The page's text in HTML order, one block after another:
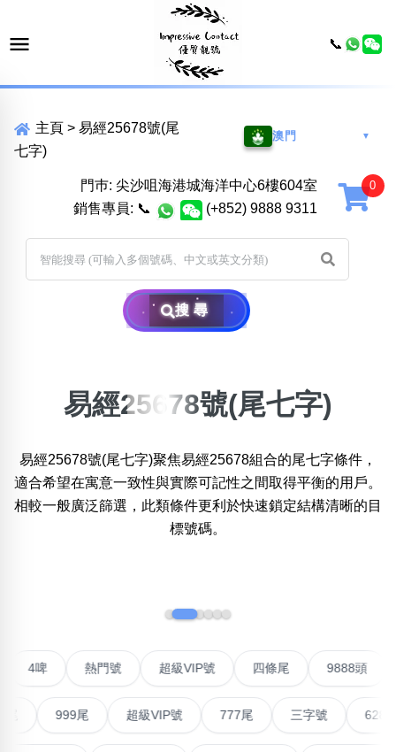
主頁 > 易經25678號(尾
七字)
澳門 ▼
門巿: 尖沙咀海港城海洋中心6樓604室
銷售專員: 📞 (+852) 9888 9311
搜尋
位置:
一 二 三 四 五 六 七 八
無0 無2無3無4無5 無7無8無9
清除全部分類
搜尋
易經25678號(尾七字)
易經25678號(尾七字)聚焦易經25678組合的尾七字條件，
適合希望在寓意一致性與實際可記性之間取得平衡的用戶。
相較一般廣泛篩選，此類條件更利於快速鎖定結構清晰的目
標號碼。
熱門號 超級VIP號 四條尾 9888頭
999尾 超級VIP號 777尾 三字號 6288頭
📞